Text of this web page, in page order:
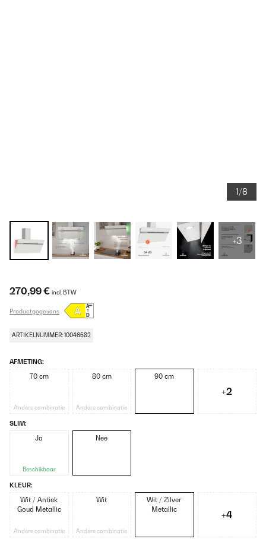
1/8
+3
270,99 € incl. BTW
Productgegevens
ARTIKELNUMMER: 10046582
AFMETING:
70 cm
Andere combinatie
80 cm
Andere combinatie
90 cm
+2
SLIM:
Ja
Beschikbaar
Nee
KLEUR:
Wit / Antiek
Goud Metallic
Andere combinatie
Wit
Andere combinatie
Wit / Zilver
Metallic
+4